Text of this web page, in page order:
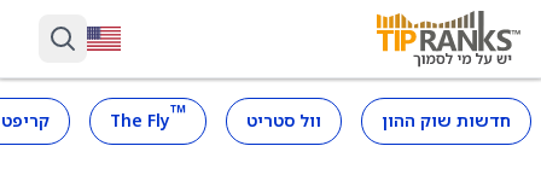
חדשות שוק ההון וול סטריט ™
The Fly